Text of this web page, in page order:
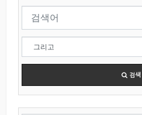
검색